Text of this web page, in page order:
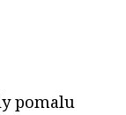
pomalu